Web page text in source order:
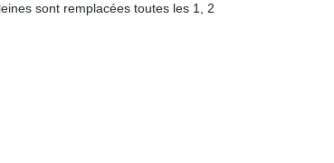
sont remplacées toutes les 1, 2